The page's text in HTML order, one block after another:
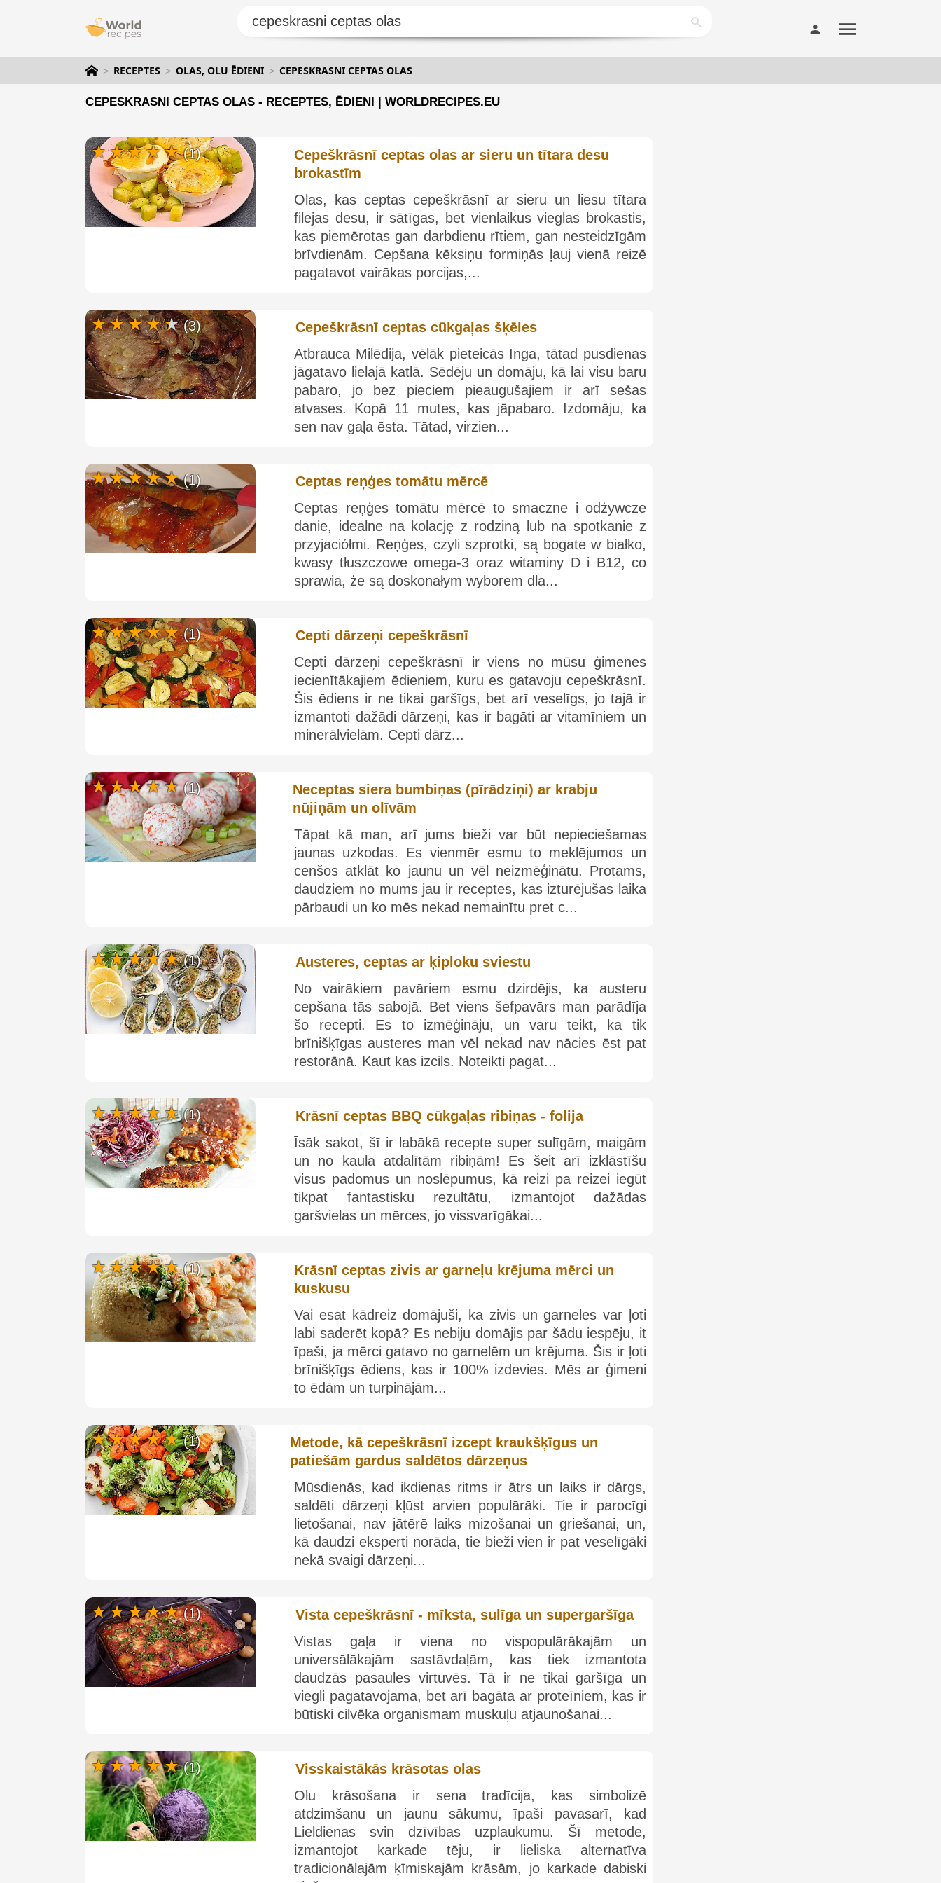
RECEPTES OLAS, OLU ĒDIENI CEPESKRASNI CEPTAS OLAS
CEPESKRASNI CEPTAS OLAS - RECEPTES, ĒDIENI | WORLDRECIPES.EU
Cepeškrāsnī ceptas olas ar sieru un tītara desu
brokastīm
Olas, kas ceptas cepeškrāsnī ar sieru un liesu tītara
filejas desu, ir sātīgas, bet vienlaikus vieglas brokastis,
kas piemērotas gan darbdienu rītiem, gan nesteidzīgām
brīvdienām. Cepšana kēksiņu formiņās ļauj vienā reizē
pagatavot vairākas porcijas,...
(1)
Cepeškrāsnī ceptas cūkgaļas šķēles
Atbrauca Milēdija, vēlāk pieteicās Inga, tātad pusdienas
jāgatavo lielajā katlā. Sēdēju un domāju, kā lai visu baru
pabaro, jo bez pieciem pieaugušajiem ir arī sešas
atvases. Kopā 11 mutes, kas jāpabaro. Izdomāju, ka
sen nav gaļa ēsta. Tātad, virzien...
(3)
Ceptas reņģes tomātu mērcē
Ceptas reņģes tomātu mērcē to smaczne i odżywcze
danie, idealne na kolację z rodziną lub na spotkanie z
przyjaciółmi. Reņģes, czyli szprotki, są bogate w białko,
kwasy tłuszczowe omega-3 oraz witaminy D i B12, co
sprawia, że są doskonałym wyborem dla...
(1)
Cepti dārzeņi cepeškrāsnī
Cepti dārzeņi cepeškrāsnī ir viens no mūsu ģimenes
iecienītākajiem ēdieniem, kuru es gatavoju cepeškrāsnī.
Šis ēdiens ir ne tikai garšīgs, bet arī veselīgs, jo tajā ir
izmantoti dažādi dārzeņi, kas ir bagāti ar vitamīniem un
minerālvielām. Cepti dārz...
(1)
Neceptas siera bumbiņas (pīrādziņi) ar krabju
nūjiņām un olīvām
Tāpat kā man, arī jums bieži var būt nepieciešamas
jaunas uzkodas. Es vienmēr esmu to meklējumos un
cenšos atklāt ko jaunu un vēl neizmēģinātu. Protams,
daudziem no mums jau ir receptes, kas izturējušas laika
pārbaudi un ko mēs nekad nemainītu pret c...
(1)
Austeres, ceptas ar ķiploku sviestu
No vairākiem pavāriem esmu dzirdējis, ka austeru
cepšana tās sabojā. Bet viens šefpavārs man parādīja
šo recepti. Es to izmēģināju, un varu teikt, ka tik
brīnišķīgas austeres man vēl nekad nav nācies ēst pat
restorānā. Kaut kas izcils. Noteikti pagat...
(1)
Krāsnī ceptas BBQ cūkgaļas ribiņas - folija
Īsāk sakot, šī ir labākā recepte super sulīgām, maigām
un no kaula atdalītām ribiņām! Es šeit arī izklāstīšu
visus padomus un noslēpumus, kā reizi pa reizei iegūt
tikpat fantastisku rezultātu, izmantojot dažādas
garšvielas un mērces, jo vissvarīgākai...
(1)
Krāsnī ceptas zivis ar garneļu krējuma mērci un
kuskusu
Vai esat kādreiz domājuši, ka zivis un garneles var ļoti
labi saderēt kopā? Es nebiju domājis par šādu iespēju, it
īpaši, ja mērci gatavo no garnelēm un krējuma. Šis ir ļoti
brīnišķīgs ēdiens, kas ir 100% izdevies. Mēs ar ģimeni
to ēdām un turpinājām...
(1)
Metode, kā cepeškrāsnī izcept kraukšķīgus un
patiešām gardus saldētos dārzeņus
Mūsdienās, kad ikdienas ritms ir ātrs un laiks ir dārgs,
saldēti dārzeņi kļūst arvien populārāki. Tie ir parocīgi
lietošanai, nav jātērē laiks mizošanai un griešanai, un,
kā daudzi eksperti norāda, tie bieži vien ir pat veselīgāki
nekā svaigi dārzeņi...
(1)
Vista cepeškrāsnī - mīksta, sulīga un supergaršīga
Vistas gaļa ir viena no vispopulārākajām un
universālākajām sastāvdaļām, kas tiek izmantota
daudzās pasaules virtuvēs. Tā ir ne tikai garšīga un
viegli pagatavojama, bet arī bagāta ar proteīniem, kas ir
būtiski cilvēka organismam muskuļu atjaunošanai...
(1)
Visskaistākās krāsotas olas
Olu krāsošana ir sena tradīcija, kas simbolizē
atdzimšanu un jaunu sākumu, īpaši pavasarī, kad
Lieldienas svin dzīvības uzplaukumu. Šī metode,
izmantojot karkade tēju, ir lieliska alternatīva
tradicionālajām ķīmiskajām krāsām, jo karkade dabiski
(1)